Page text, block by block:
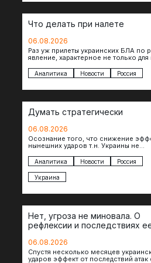
Что делать при налете
06.08.2026
Раз уж прилеты украинских БЛА
явление, характерное не только
Аналитика Новости Россия
Думать стратегически
06.08.2026
Осознание того, что снижение
нынешних ударов т.н. Украины не
возможностей — повод задаться
вопросом: что делать…
Аналитика Новости Россия
Украина
Нет, угроза не миновала. О
рефлексии и последствиях
06.08.2026
Спустя несколько месяцев
ударов эффект от последствий атак